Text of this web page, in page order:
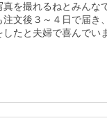
真を撮れるねとみん
注文後３～４日で届き
たと夫婦で喜んでい